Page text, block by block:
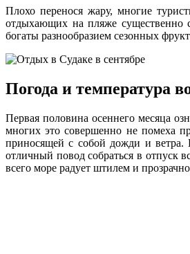
Плохо перенося жару, многие
отдыхающих на пляже существенно
богаты разнообразием сезонных
Погода и температура
Первая половина осеннего месяца
многих это совершенно не помеха
приносящей с собой дожди и ветра.
отличный повод собраться в отпуск
всего море радует штилем и